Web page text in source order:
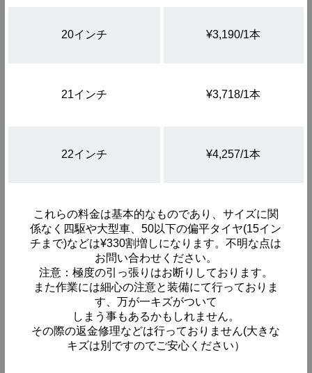
20インチ ¥3,190/1本
21インチ ¥3,718/1本
22インチ ¥4,257/1本
これらの料金は基本的なものであり、サイズに関
係なく四駆や大型車、50以下の偏平タイヤ(15イン
チまで)などは¥330割増しになります。不明な点は
お問い合わせください。
注意：極度の引っ張りはお断りしております。
また作業には細心の注意と装備にて行っておりま
す、万が一キズがついて
しまう事もあるかもしれません。
その際の返金修理などは行っておりません(大きな
キズは別ですのでご安心ください）